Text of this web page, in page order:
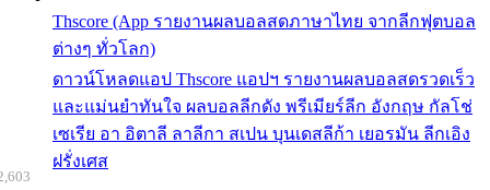
Thscore (App รายงานผลบอลสดภาษาไทย จากลีกฟุตบอล
ต่างๆ ทั่วโลก)
ดาวน์โหลดแอป Thscore แอปฯ รายงานผลบอลสดรวดเร็ว
และแม่นยำทันใจ ผลบอลลีกดัง พรีเมียร์ลีก อังกฤษ กัลโช่
เซเรีย อา อิตาลี ลาลีกา สเปน บุนเดสลีก้า เยอรมัน ลีกเอิง
ฝรั่งเศส